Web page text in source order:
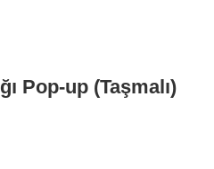
Pop-up (Taşmalı)